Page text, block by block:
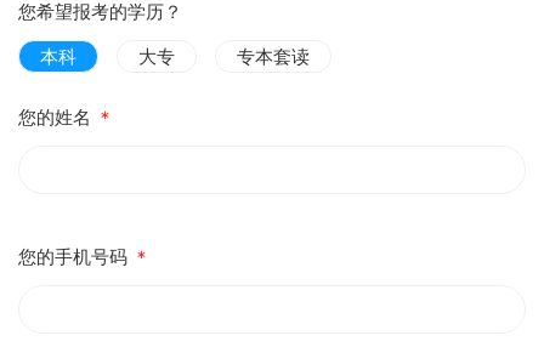
您希望报考的学历？
本科 大专 专本套读
您的姓名 ＊
您的手机号码 ＊